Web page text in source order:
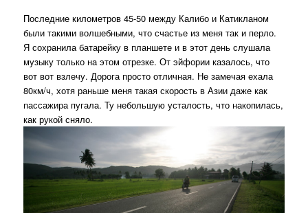
Последние километров 45-50 между Калибо и Катикланом
были такими волшебными, что счастье из меня так и перло.
Я сохранила батарейку в планшете и в этот день слушала
музыку только на этом отрезке. От эйфории казалось, что
вот вот взлечу. Дорога просто отличная. Не замечая ехала
80км/ч, хотя раньше меня такая скорость в Азии даже как
пассажира пугала. Ту небольшую усталость, что накопилась,
как рукой сняло.